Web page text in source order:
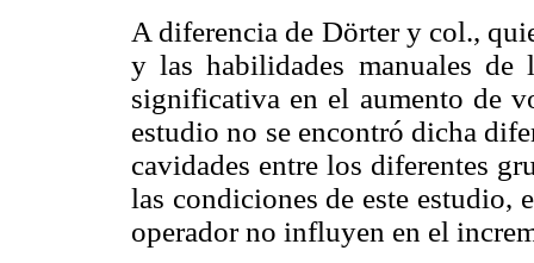
A diferencia de Dörter y col.,
y las habilidades manuales de
significativa en el aumento de
estudio no se encontró dicha
cavidades entre los diferentes
las condiciones de este estudio,
operador no influyen en el